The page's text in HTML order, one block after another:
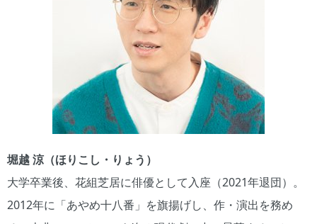
堀越 涼（ほりこし・りょう）
大学卒業後、花組芝居に俳優として入座（2021年退団）。
2012年に「あやめ十八番」を旗揚げし、作・演出を務め